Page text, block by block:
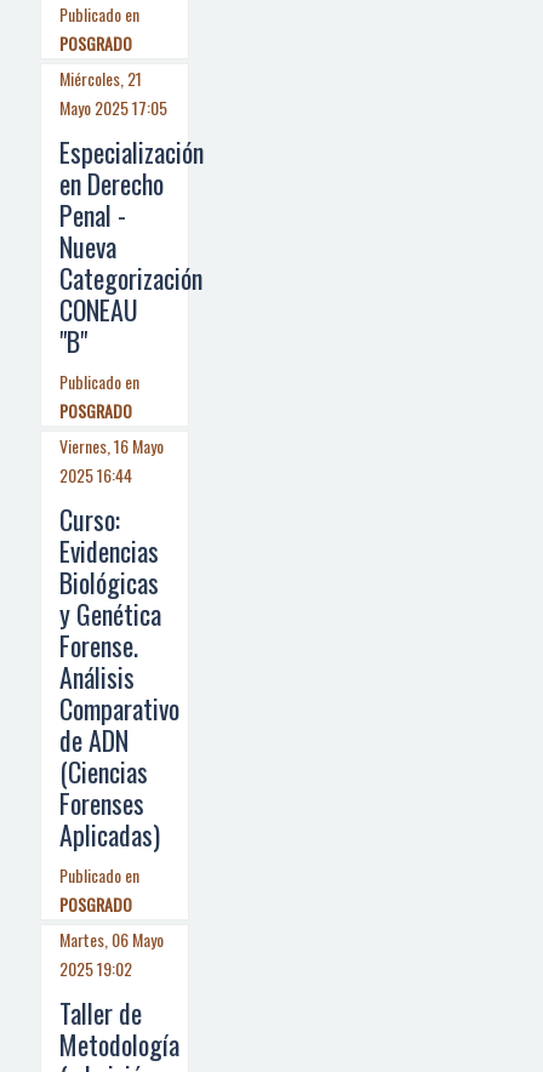
Publicado en
POSGRADO
Miércoles, 21
Mayo 2025 17:05
Especialización
en Derecho
Penal -
Nueva
Categorización
CONEAU
"B"
Publicado en
POSGRADO
Viernes, 16 Mayo
2025 16:44
Curso:
Evidencias
Biológicas
y Genética
Forense.
Análisis
Comparativo
de ADN
(Ciencias
Forenses
Aplicadas)
Publicado en
POSGRADO
Martes, 06 Mayo
2025 19:02
Taller de
Metodología